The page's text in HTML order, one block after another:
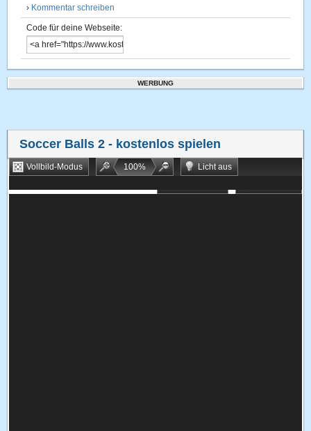
› Kommentar schreiben
Code für deine Webseite:
WERBUNG
Soccer Balls 2 - kostenlos spielen
Vollbild-Modus 100%
Licht aus